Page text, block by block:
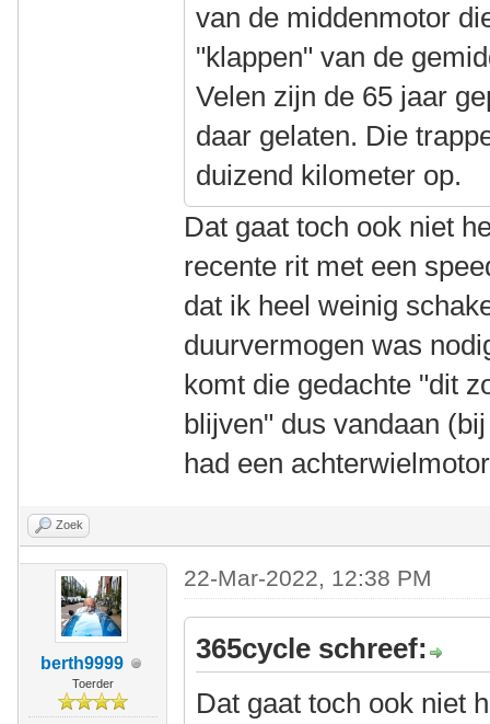
van de middenmotor
"klappen" van de
Velen zijn de 65 jaar
daar gelaten. Die
duizend kilometer op.
Dat gaat toch ook niet
recente rit met een
dat ik heel weinig
duurvermogen was
komt die gedachte "dit
blijven" dus vandaan
had een
Zoek
berth9999
Toerder
22-Mar-2022, 12:38 PM
365cycle schreef:
Dat gaat toch ook niet